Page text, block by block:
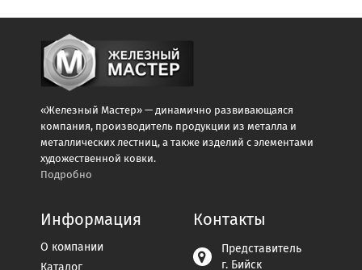
«Железный Мастер» — динамично развивающаяся
компания, производитель продукции из металла и
металлических лестниц, а также изделий с элементами
художественной ковки.
Подробно
Информация
О компании
Каталог
Контакты
Представитель
г. Бийск